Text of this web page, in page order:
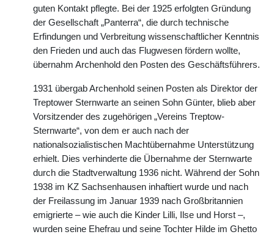
guten Kontakt pflegte. Bei der 1925 erfolgten Gründung
der Gesellschaft „Panterra“, die durch technische
Erfindungen und Verbreitung wissenschaftlicher Kenntnis
den Frieden und auch das Flugwesen fördern wollte,
übernahm Archenhold den Posten des Geschäftsführers.
1931 übergab Archenhold seinen Posten als Direktor der
Treptower Sternwarte an seinen Sohn Günter, blieb aber
Vorsitzender des zugehörigen „Vereins Treptow-
Sternwarte“, von dem er auch nach der
nationalsozialistischen Machtübernahme Unterstützung
erhielt. Dies verhinderte die Übernahme der Sternwarte
durch die Stadtverwaltung 1936 nicht. Während der Sohn
1938 im KZ Sachsenhausen inhaftiert wurde und nach
der Freilassung im Januar 1939 nach Großbritannien
emigrierte – wie auch die Kinder Lilli, Ilse und Horst –,
wurden seine Ehefrau und seine Tochter Hilde im Ghetto